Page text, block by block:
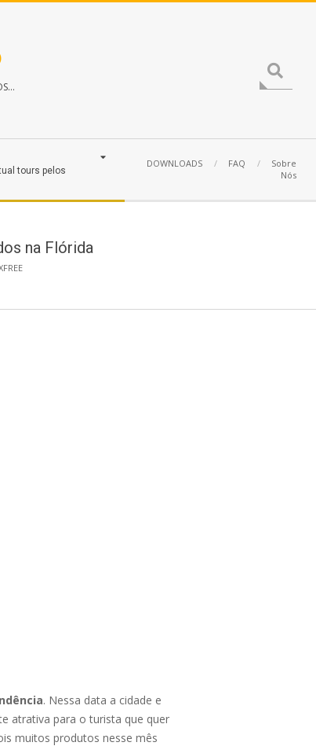
tours pelos
DOWNLOADS FAQ
Sobre
Nós
na Flórida
. Nessa data a cidade e
atrativa para o turista que quer
muitos produtos nesse mês